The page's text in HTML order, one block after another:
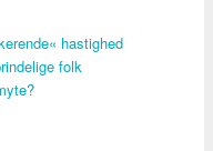
hastighed
folk